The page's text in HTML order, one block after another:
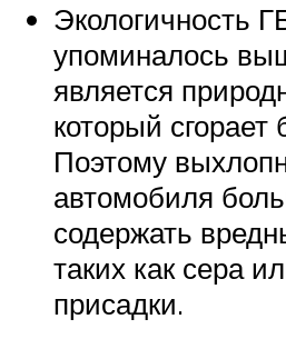
Экологичность
упоминалось
является
который сгорает
Поэтому
автомобиля
содержать
таких как сера
присадки.